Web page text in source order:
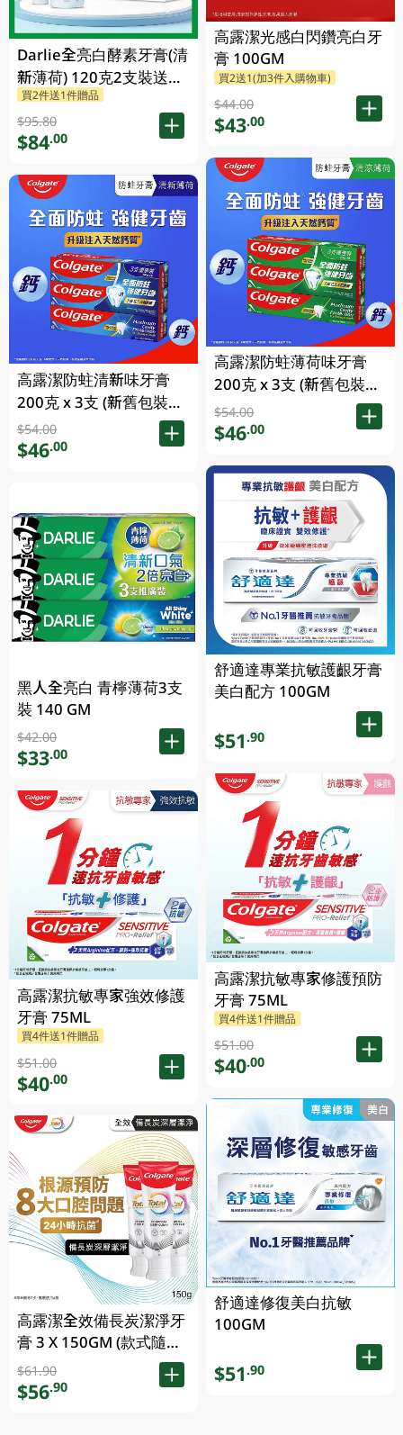
Darlie全亮白酵素牙膏(清
新薄荷) 120克2支裝送
Chiikawa便攜不鏽鋼杯
1PK
買2件送1件贈品
$95.80
$84.00
高露潔防蛀清新味牙膏
200克 x 3支 (新舊包裝隨
機發送)
$54.00
$46.00
黑人全亮白 青檸薄荷3支
裝 140 GM
$42.00
$33.00
高露潔抗敏專家強效修護
牙膏 75ML
買4件送1件贈品
$51.00
$40.00
高露潔全效備長炭潔淨牙
膏 3 X 150GM (款式隨機
發送)
$61.90
$56.90
高露潔光感白閃鑽亮白牙
膏 100GM
買2送1(加3件入購物車)
$44.00
$43.00
高露潔防蛀薄荷味牙膏
200克 x 3支 (新舊包裝隨
機發送)
$54.00
$46.00
舒適達專業抗敏護齦牙膏
美白配方 100GM
$51.90
高露潔抗敏專家修護預防
牙膏 75ML
買4件送1件贈品
$51.00
$40.00
舒適達修復美白抗敏
100GM
$51.90